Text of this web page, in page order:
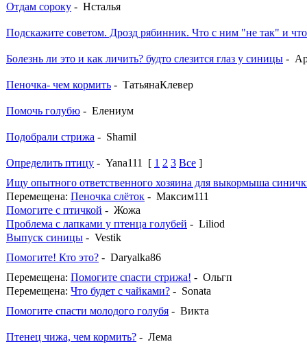
Отдам сороку - Нсталья
Подскажите советом. Дрозд рябинник. Что с ним "не так" и что
Болезнь ли это и как личить? будто слезится глаз у синицы -
Пеночка- чем кормить - ТатьянаКлевер
Помочь голубю - Елениум
Подобрали стрижа - Shamil
Определить птицу - Yana111 [ 1 2 3 Все ]
Ищу опытного ответственного хозяина для выкормыша
Перемещена: Пеночка слёток - Максим111
Помогите с птичкой - Жожа
Проблема с лапками у птенца голубей - Liliod
Выпуск синицы - Vestik
Помогите! Кто это? - Daryalka86
Перемещена: Помогите спасти стрижа! - Ольгп
Перемещена: Что будет с чайками? - Sonata
Помогите спасти молодого голубя - Викта
Птенец чижа, чем кормить? - Лема